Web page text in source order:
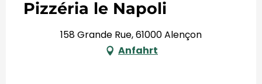
Pizzéria le Napoli
158 Grande Rue, 61000 Alençon
Anfahrt